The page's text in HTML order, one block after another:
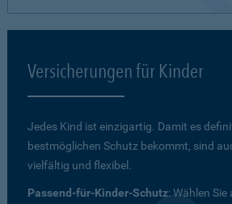
Versicherungen für Kinder
Jedes Kind ist einzigartig. Damit es
bestmöglichen Schutz bekommt, sind
vielfältig und flexibel.
Passend-für-Kinder-Schutz: Wählen